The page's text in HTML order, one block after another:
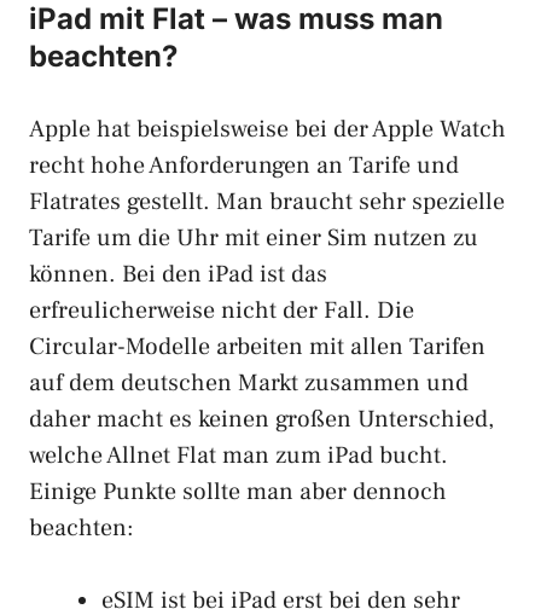
iPad mit Flat – was muss man
beachten?
Apple hat beispielsweise bei der Apple Watch
recht hohe Anforderungen an Tarife und
Flatrates gestellt. Man braucht sehr spezielle
Tarife um die Uhr mit einer Sim nutzen zu
können. Bei den iPad ist das
erfreulicherweise nicht der Fall. Die
Circular-Modelle arbeiten mit allen Tarifen
auf dem deutschen Markt zusammen und
daher macht es keinen großen Unterschied,
welche Allnet Flat man zum iPad bucht.
Einige Punkte sollte man aber dennoch
beachten:
eSIM ist bei iPad erst bei den sehr